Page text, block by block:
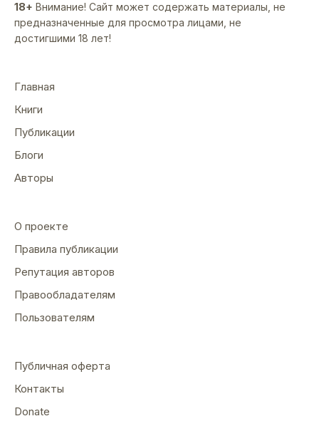
18+ Внимание! Сайт может содержать материалы, не
предназначенные для просмотра лицами, не
достигшими 18 лет!
Главная
Книги
Публикации
Блоги
Авторы
О проекте
Правила публикации
Репутация авторов
Правообладателям
Пользователям
Публичная оферта
Контакты
Donate